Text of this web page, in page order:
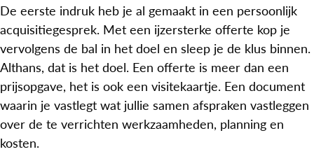
De eerste indruk heb je al gemaakt in een persoonlijk
acquisitiegesprek. Met een ijzersterke offerte kop je
vervolgens de bal in het doel en sleep je de klus binnen.
Althans, dat is het doel. Een offerte is meer dan een
prijsopgave, het is ook een visitekaartje. Een document
waarin je vastlegt wat jullie samen afspraken vastleggen
over de te verrichten werkzaamheden, planning en
kosten.